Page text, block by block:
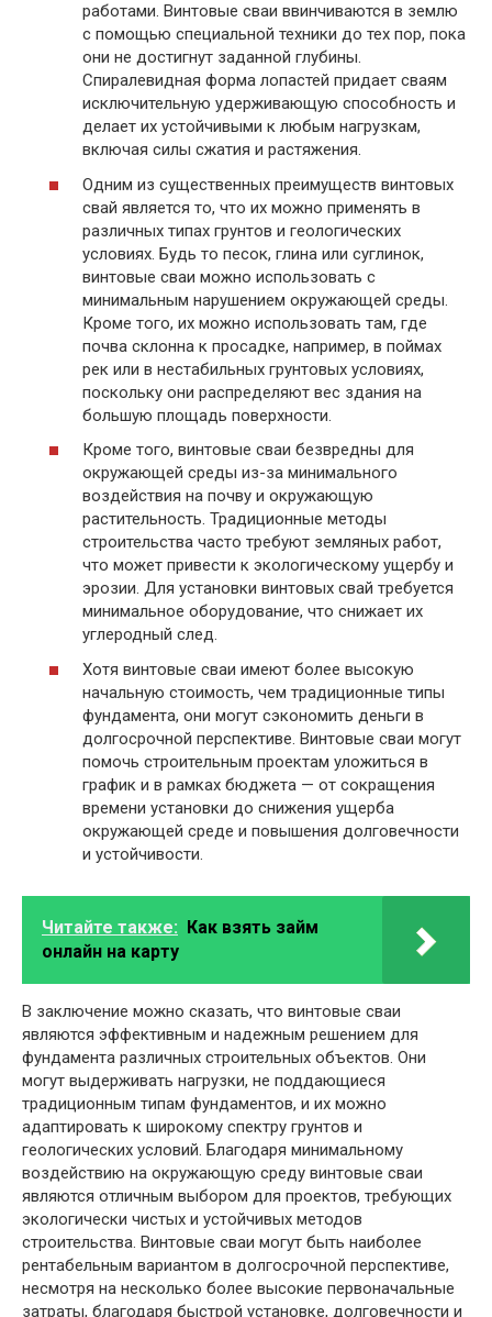
работами. Винтовые сваи ввинчиваются в землю
с помощью специальной техники до тех пор, пока
они не достигнут заданной глубины.
Спиралевидная форма лопастей придает сваям
исключительную удерживающую способность и
делает их устойчивыми к любым нагрузкам,
включая силы сжатия и растяжения.
Одним из существенных преимуществ винтовых
свай является то, что их можно применять в
различных типах грунтов и геологических
условиях. Будь то песок, глина или суглинок,
винтовые сваи можно использовать с
минимальным нарушением окружающей среды.
Кроме того, их можно использовать там, где
почва склонна к просадке, например, в поймах
рек или в нестабильных грунтовых условиях,
поскольку они распределяют вес здания на
большую площадь поверхности.
Кроме того, винтовые сваи безвредны для
окружающей среды из-за минимального
воздействия на почву и окружающую
растительность. Традиционные методы
строительства часто требуют земляных работ,
что может привести к экологическому ущербу и
эрозии. Для установки винтовых свай требуется
минимальное оборудование, что снижает их
углеродный след.
Хотя винтовые сваи имеют более высокую
начальную стоимость, чем традиционные типы
фундамента, они могут сэкономить деньги в
долгосрочной перспективе. Винтовые сваи могут
помочь строительным проектам уложиться в
график и в рамках бюджета — от сокращения
времени установки до снижения ущерба
окружающей среде и повышения долговечности
и устойчивости.
Читайте также: Как взять займ
онлайн на карту
В заключение можно сказать, что винтовые сваи
являются эффективным и надежным решением для
фундамента различных строительных объектов. Они
могут выдерживать нагрузки, не поддающиеся
традиционным типам фундаментов, и их можно
адаптировать к широкому спектру грунтов и
геологических условий. Благодаря минимальному
воздействию на окружающую среду винтовые сваи
являются отличным выбором для проектов, требующих
экологически чистых и устойчивых методов
строительства. Винтовые сваи могут быть наиболее
рентабельным вариантом в долгосрочной перспективе,
несмотря на несколько более высокие первоначальные
затраты, благодаря быстрой установке, долговечности и